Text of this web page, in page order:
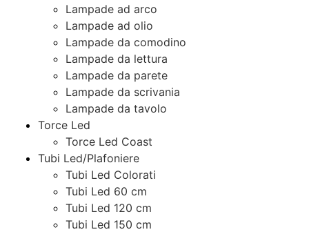
Lampade ad arco
Lampade ad olio
Lampade da comodino
Lampade da lettura
Lampade da parete
Lampade da scrivania
Lampade da tavolo
Torce Led
Torce Led Coast
Tubi Led/Plafoniere
Tubi Led Colorati
Tubi Led 60 cm
Tubi Led 120 cm
Tubi Led 150 cm